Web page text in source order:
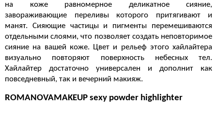
на коже равномерное деликатное сияние,
завораживающие переливы которого притягивают и
манят. Cияющие частицы и пигменты перемешиваются
отдельными слоями, что позволяет создать неповторимое
сияние на вашей коже. Цвет и рельеф этого хайлайтера
визуально повторяют поверхность небесных тел.
Хайлайтер достаточно универсален и дополнит как
повседневный, так и вечерний макияж.
ROMANOVAMAKEUP sexy powder highlighter